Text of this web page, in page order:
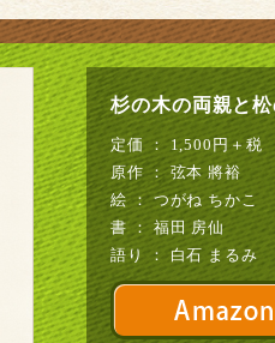
杉の木の両親と松の木の子ども
杉の木の両親と
定価 ： 1,500円＋税
原作 ： 弦本 將裕
絵 ： つがね ちかこ
書 ： 福田 房仙
語り ： 白石 まるみ